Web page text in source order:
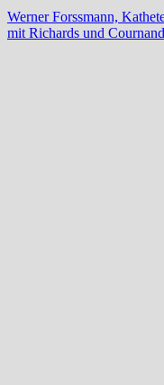
Werner Forssmann,
mit Richards und Cournand